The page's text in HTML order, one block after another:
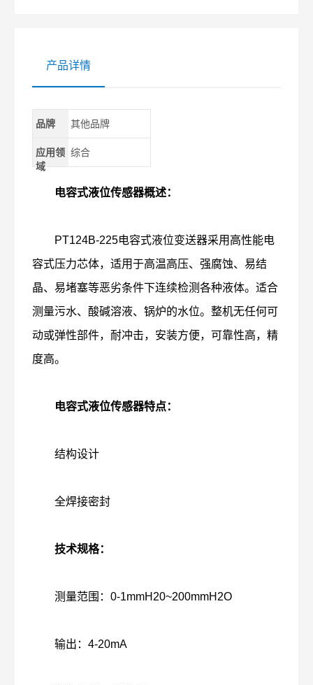
产品详情
品牌 其他品牌
应用领
域
综合
电容式液位传感器概述：
PT124B-225电容式液位变送器采用高性能电
容式压力芯体，适用于高温高压、强腐蚀、易结
晶、易堵塞等恶劣条件下连续检测各种液体。适合
测量污水、酸碱溶液、锅炉的水位。整机无任何可
动或弹性部件，耐冲击，安装方便，可靠性高，精
度高。
电容式液位传感器特点：
结构设计
全焊接密封
技术规格：
测量范围：0-1mmH20~200mmH2O
输出：4-20mA